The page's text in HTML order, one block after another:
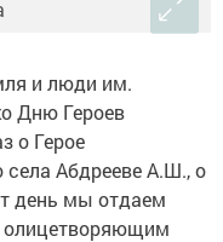
и люди им.
Дню Героев
о Герое
села Абдрееве А.Ш., о
день мы отдаем
олицетворяющим